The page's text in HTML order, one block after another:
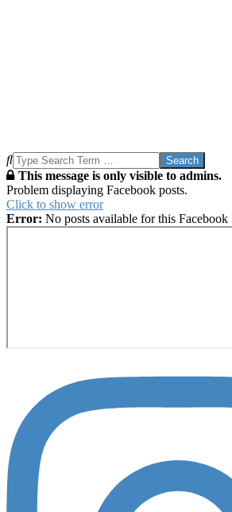
Search
This message is only visible to admins.
Problem displaying Facebook posts.
Click to show error
Error: No posts available for this Facebook